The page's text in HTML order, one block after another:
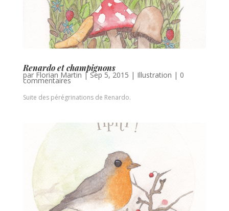
Renardo et champignons
par Florian Martin | Sep 5, 2015 | Illustration | 0
commentaires
Suite des pérégrinations de Renardo.